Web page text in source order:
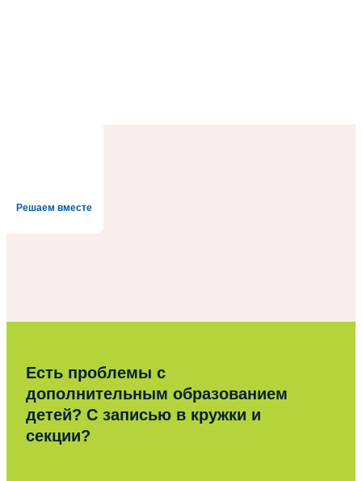
Решаем вместе
Есть проблемы с
дополнительным образованием
детей? С записью в кружки и
секции?